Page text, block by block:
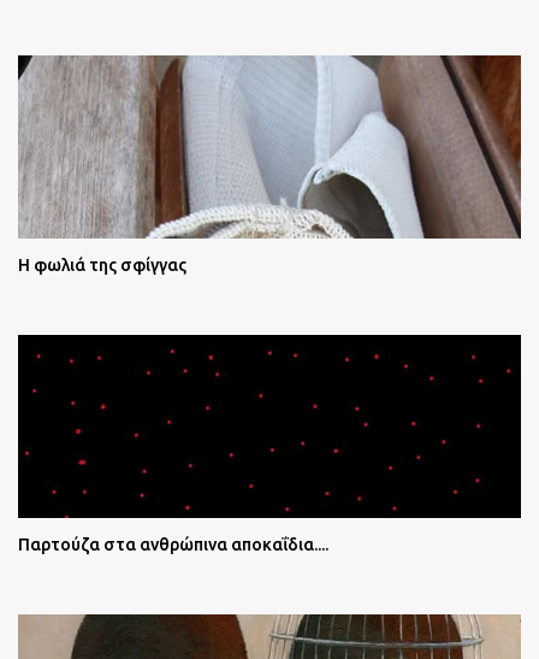
Η φωλιά της σφίγγας
Παρτούζα στα ανθρώπινα αποκαΐδια....